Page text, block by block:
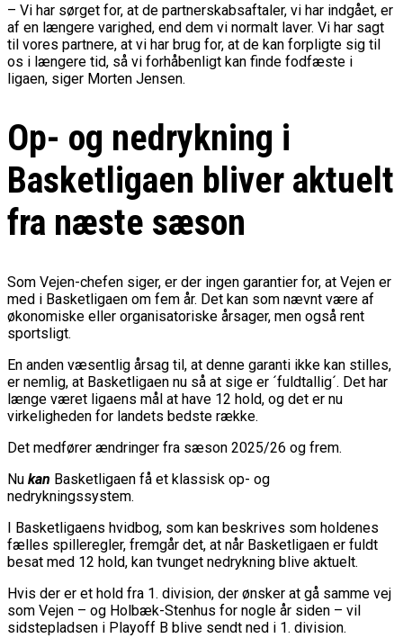
– Vi har sørget for, at de partnerskabsaftaler, vi har indgået, er
af en længere varighed, end dem vi normalt laver. Vi har sagt
til vores partnere, at vi har brug for, at de kan forpligte sig til
os i længere tid, så vi forhåbenligt kan finde fodfæste i
ligaen, siger Morten Jensen.
Op- og nedrykning i
Basketligaen bliver aktuelt
fra næste sæson
Som Vejen-chefen siger, er der ingen garantier for, at Vejen er
med i Basketligaen om fem år. Det kan som nævnt være af
økonomiske eller organisatoriske årsager, men også rent
sportsligt.
En anden væsentlig årsag til, at denne garanti ikke kan stilles,
er nemlig, at Basketligaen nu så at sige er ´fuldtallig´. Det har
længe været ligaens mål at have 12 hold, og det er nu
virkeligheden for landets bedste række.
Det medfører ændringer fra sæson 2025/26 og frem.
Nu kan Basketligaen få et klassisk op- og
nedrykningssystem.
I Basketligaens hvidbog, som kan beskrives som holdenes
fælles spilleregler, fremgår det, at når Basketligaen er fuldt
besat med 12 hold, kan tvunget nedrykning blive aktuelt.
Hvis der er et hold fra 1. division, der ønsker at gå samme vej
som Vejen – og Holbæk-Stenhus for nogle år siden – vil
sidstepladsen i Playoff B blive sendt ned i 1. division.